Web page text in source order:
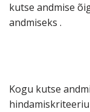
kutse andmise
andmiseks .
Kogu kutse